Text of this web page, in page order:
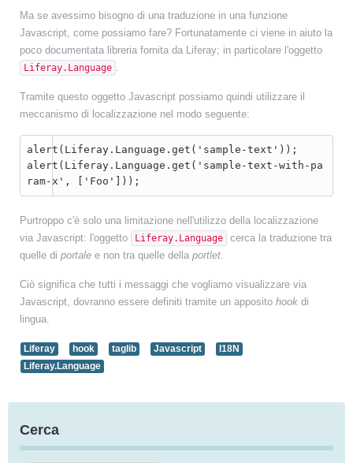
Ma se avessimo bisogno di una traduzione in una funzione
Javascript, come possiamo fare? Fortunatamente ci viene in aiuto la
poco documentata libreria fornita da Liferay; in particolare l'oggetto
Liferay.Language .
Tramite questo oggetto Javascript possiamo quindi utilizzare il
meccanismo di localizzazione nel modo seguente:
alert(Liferay.Language.get('sample-text'));
alert(Liferay.Language.get('sample-text-with-pa
ram-x', ['Foo']));
Purtroppo c'è solo una limitazione nell'utilizzo della localizzazione
via Javascript: l'oggetto
Liferay.Language
cerca la traduzione tra
quelle di portale e non tra quelle della portlet.
Ciò significa che tutti i messaggi che vogliamo visualizzare via
Javascript, dovranno essere definiti tramite un apposito hook di
lingua.
Liferay hook taglib Javascript
I18N
Liferay.Language
Cerca